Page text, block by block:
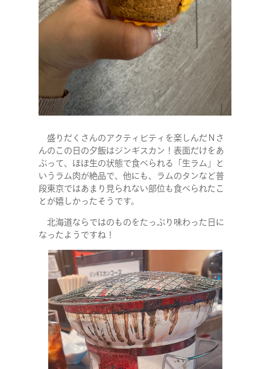
盛りだくさんのアクティビティを楽しんだＮさ
んのこの日の夕飯はジンギスカン！表面だけをあ
ぶって、ほぼ生の状態で食べられる「生ラム」と
いうラム肉が絶品で、他にも、ラムのタンなど普
段東京ではあまり見られない部位も食べられたこ
とが嬉しかったそうです。
北海道ならではのものをたっぷり味わった日に
なったようですね！